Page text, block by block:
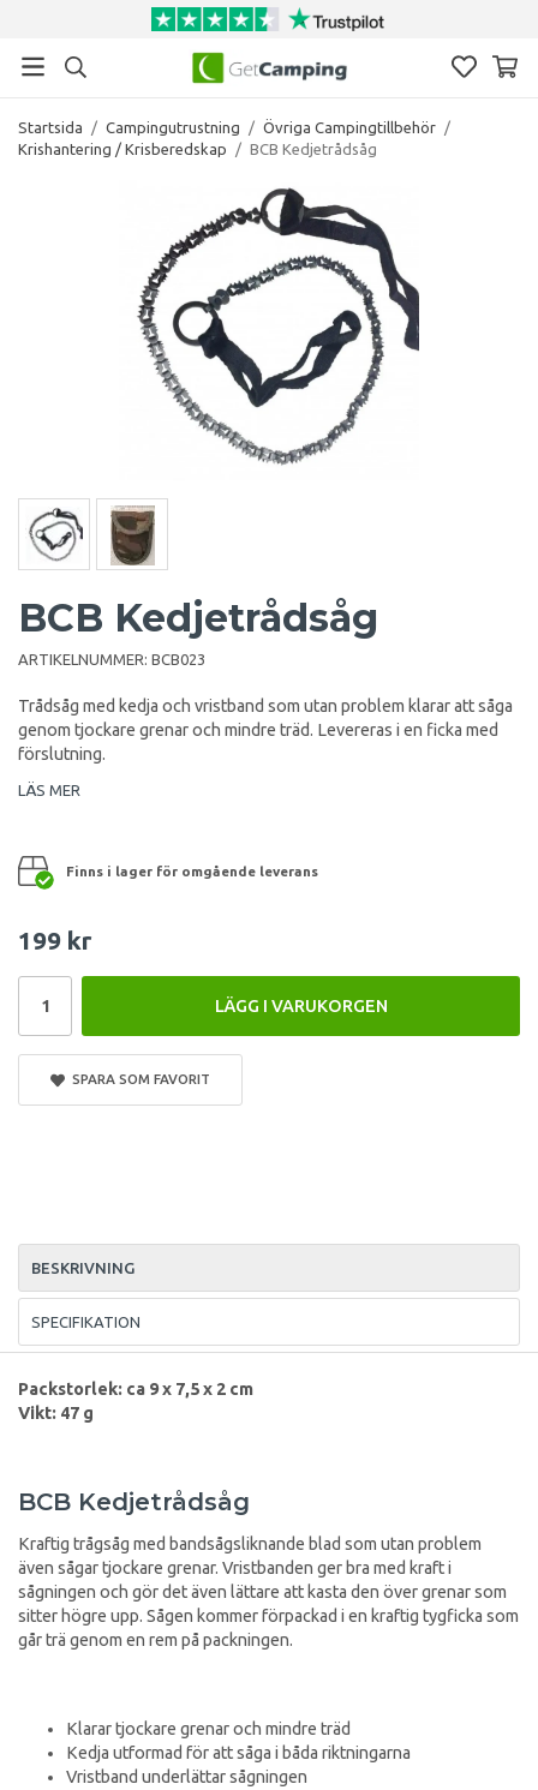
Startsida / Campingutrustning / Övriga Campingtillbehör /
Krishantering / Krisberedskap
/ BCB Kedjetrådsåg
BCB Kedjetrådsåg
ARTIKELNUMMER: BCB023
Trådsåg med kedja och vristband som utan problem klarar att såga
genom tjockare grenar och mindre träd. Levereras i en ficka med
förslutning.
LÄS MER
Finns i lager för omgående leverans
199 kr
LÄGG I VARUKORGEN
SPARA SOM FAVORIT
BESKRIVNING
SPECIFIKATION
Packstorlek: ca 9 x 7,5 x 2 cm
Vikt: 47 g
BCB Kedjetrådsåg
Kraftig trågsåg med bandsågsliknande blad som utan problem
även sågar tjockare grenar. Vristbanden ger bra med kraft i
sågningen och gör det även lättare att kasta den över grenar som
sitter högre upp. Sågen kommer förpackad i en kraftig tygficka som
går trä genom en rem på packningen.
Klarar tjockare grenar och mindre träd
Kedja utformad för att såga i båda riktningarna
Vristband underlättar sågningen